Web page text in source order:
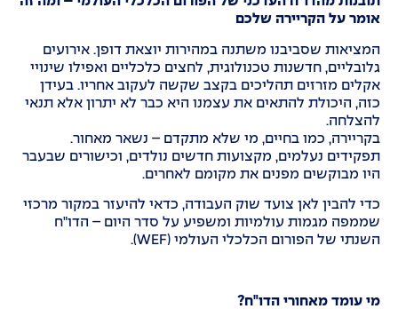
אומר על הקריירה שלכם
המציאות שסביבנו משתנה במהירות יוצאת דופן. אירועים
גלובליים, חדשנות טכנולוגית, לחצים כלכליים ואפילו שינויי
אקלים מזרזים תהליכים בקצב שקשה לעקוב אחריו. בעידן
כזה, היכולת להתאים את עצמנו היא כבר לא יתרון אלא תנאי
להצלחה.
בקריירה, כמו בחיים, מי שלא מתקדם – נשאר מאחור.
תפקידים נעלמים, מקצועות חדשים נולדים, וכישורים שבעבר
היו מבוקשים מפנים את מקומם לאחרים.
כדי להבין לאן צועד שוק העבודה, כדאי להיעזר במקור מרכזי
שממפה מגמות עולמיות ומשפיע על סדר היום – הדו"ח
השנתי של הפורום הכלכלי העולמי (WEF).
מי עומד מאחורי הדו"ח?